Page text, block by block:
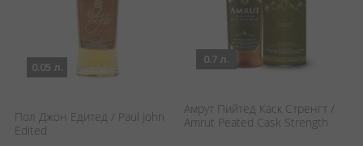
0.05 л.
Пол Джон Едитед / Paul John
Edited
0.7 л.
Амрут Пийтед Каск Стренгт /
Amrut Peated Cask Strength